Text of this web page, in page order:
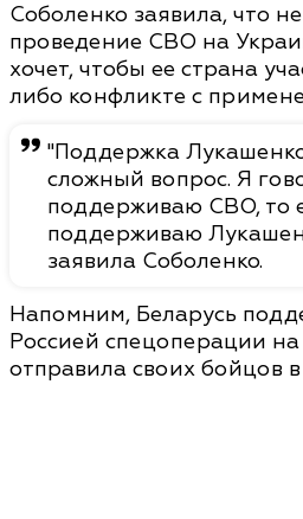
Соболенко заявила, что
проведение СВО на
хочет, чтобы ее страна
либо конфликте с
"Поддержка
сложный вопрос. Я
поддерживаю СВО, то
поддерживаю
заявила Соболенко.
Напомним, Беларусь
Россией спецоперации
отправила своих бойцов